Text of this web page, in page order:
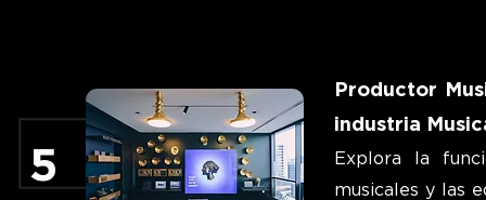
Productor
industria
Explora la
musicales y las
5